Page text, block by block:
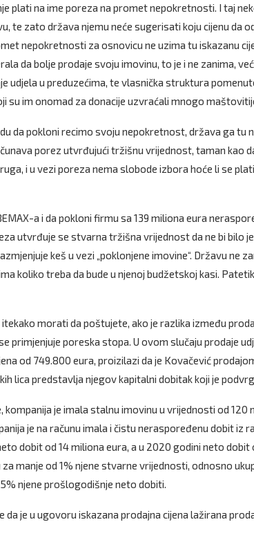
plati na ime poreza na promet nepokretnosti. I taj
te zato država njemu neće sugerisati koju cijenu da
nepokretnosti za osnovicu ne uzima tu iskazanu
da bolje prodaje svoju imovinu, to je i ne zanima,
udjela u preduzećima, te vlasnička struktura
su im onomad za donacije uzvraćali mnogo
da pokloni recimo svoju nepokretnost, država ga tu
porez utvrđujući tržišnu vrijednost, taman kao
i u vezi poreza nema slobode izbora hoće li se
a i da pokloni firmu sa 139 miliona eura
utvrđuje se stvarna tržišna vrijednost da ne bi bilo
keš u vezi „poklonjene imovine“. Državu ne
koliko treba da bude u njenoj budžetskoj kasi.
morati da poštujete, ako je razlika između
primjenjuje poreska stopa. U ovom slučaju prodaje
od 749.800 eura, proizilazi da je Kovačević
lica predstavlja njegov kapitalni dobitak koji je
kompanija je imala stalnu imovinu u vrijednosti od 120
je na računu imala i čistu neraspoređenu dobit iz
dobit od 14 miliona eura, a u 2020 godini neto
manje od 1% njene stvarne vrijednosti, odnosno
njene prošlogodišnje neto dobiti.
je u ugovoru iskazana prodajna cijena lažirana